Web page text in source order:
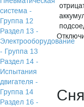
система -
Группа 12
Раздел 13 -
Электрооборудование
- Группа 13
Раздел 14 -
Испытания
двигателя -
Группа 14
Раздел 16 -